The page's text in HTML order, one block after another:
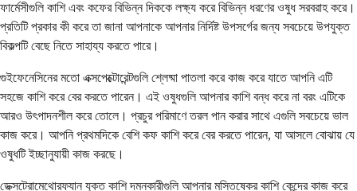
ফার্মেসীগুলি কাশি এবং কফের বিভিন্ন দিককে লক্ষ্য করে বিভিন্ন ধরণের ওষুধ সরবরাহ করে।
প্রতিটি প্রকার কী করে তা জানা আপনাকে আপনার নির্দিষ্ট উপসর্গের জন্য সবচেয়ে উপযুক্ত
বিকল্পটি বেছে নিতে সাহায্য করতে পারে।
গুইফেনেসিনের মতো এক্সপেক্টোরেন্টগুলি শ্লেষ্মা পাতলা করে কাজ করে যাতে আপনি এটি
সহজে কাশি করে বের করতে পারেন। এই ওষুধগুলি আপনার কাশি বন্ধ করে না বরং এটিকে
আরও উৎপাদনশীল করে তোলে। প্রচুর পরিমাণে তরল পান করার সাথে এগুলি সবচেয়ে ভাল
কাজ করে। আপনি প্রথমদিকে বেশি কফ কাশি করে বের করতে পারেন, যা আসলে বোঝায় যে
ওষুধটি ইচ্ছানুযায়ী কাজ করছে।
ডেক্সট্রোমেথোরফ্যান যুক্ত কাশি দমনকারীগুলি আপনার মস্তিষ্কের কাশি কেন্দ্রে কাজ করে